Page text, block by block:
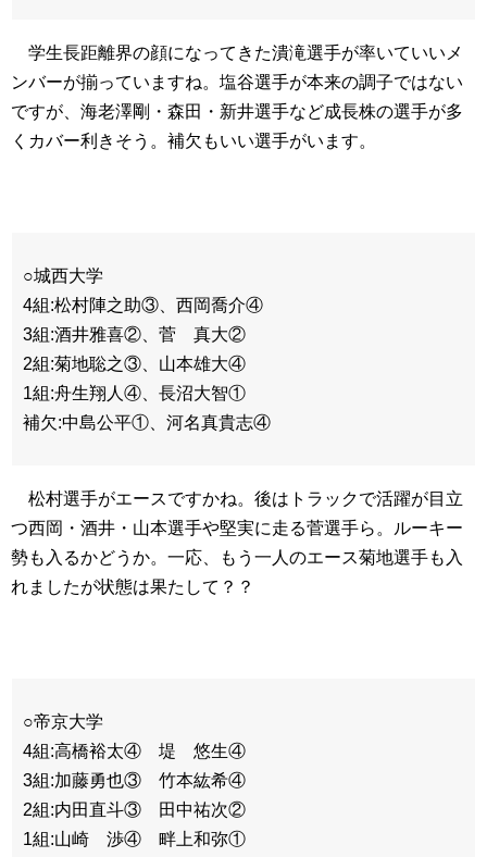
学生長距離界の顔になってきた潰滝選手が率いていいメ
ンバーが揃っていますね。塩谷選手が本来の調子ではない
ですが、海老澤剛・森田・新井選手など成長株の選手が多
くカバー利きそう。補欠もいい選手がいます。
○城西大学
4組:松村陣之助③、西岡喬介④
3組:酒井雅喜②、菅 真大②
2組:菊地聡之③、山本雄大④
1組:舟生翔人④、長沼大智①
補欠:中島公平①、河名真貴志④
松村選手がエースですかね。後はトラックで活躍が目立
つ西岡・酒井・山本選手や堅実に走る菅選手ら。ルーキー
勢も入るかどうか。一応、もう一人のエース菊地選手も入
れましたが状態は果たして？？
○帝京大学
4組:高橋裕太④ 堤 悠生④
3組:加藤勇也③ 竹本紘希④
2組:内田直斗③ 田中祐次②
1組:山崎 渉④ 畔上和弥①